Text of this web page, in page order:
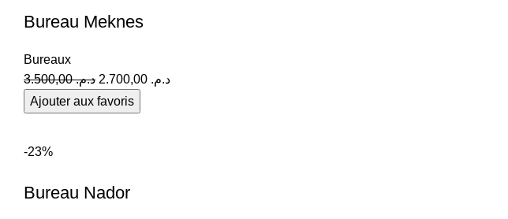
Bureau Meknes
Bureaux
د.م.3.500,00 د.م.
Ajouter aux favoris
-23%
Bureau Nador